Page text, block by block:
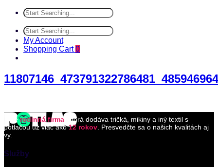
My Account
Shopping Cart 0
Smerodinná firma , ktorá dodáva tričká, mikiny a iný textil s
potlačou už viac ako12 rokov . Presvedčte sa o našich kvalitách aj
vy.
Služby